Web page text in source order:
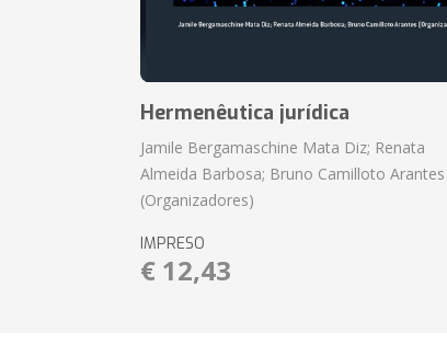
Hermenêutica jurídica
Jamile Bergamaschine Mata Diz; Renata
Almeida Barbosa; Bruno Camilloto Arantes
(Organizadores)
IMPRESO
€ 12,43